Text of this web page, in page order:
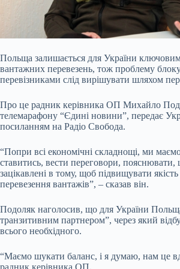
Польща залишається для України
вантажних перевезень, тож проблему
перевізниками слід вирішувати шляхом
Про це радник керівника ОП Михайло
телемарафону “Єдині новини”, передає
посиланням на Радіо Свобода.
“Попри всі економічні складнощі, ми
ставитись, вести переговори,
зацікавлені в тому, щоб підвищувати
перевезення вантажів”, – сказав він.
Подоляк наголосив, що для України
транзитивним партнером”, через який
всього необхідного.
“Маємо шукати баланс, і я думаю, нам це